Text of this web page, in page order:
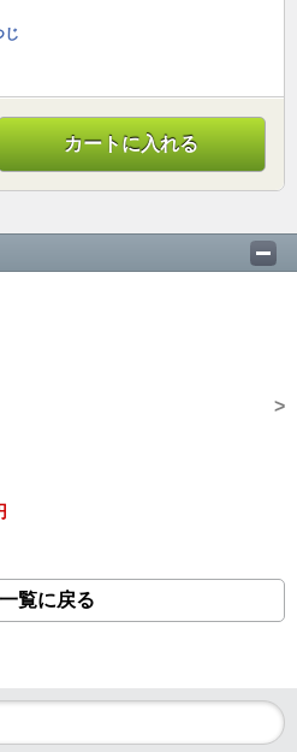
カートに入れる
>
覧に戻る